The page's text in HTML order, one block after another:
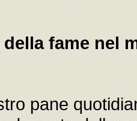
fame nel
pane